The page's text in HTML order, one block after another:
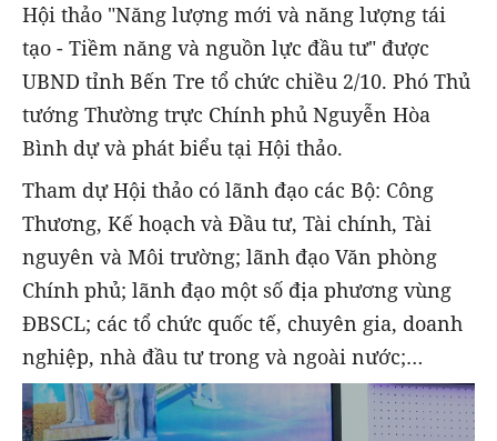
Hội thảo "Năng lượng mới và năng lượng tái
tạo - Tiềm năng và nguồn lực đầu tư" được
UBND tỉnh Bến Tre tổ chức chiều 2/10. Phó Thủ
tướng Thường trực Chính phủ Nguyễn Hòa
Bình dự và phát biểu tại Hội thảo.
Tham dự Hội thảo có lãnh đạo các Bộ: Công
Thương, Kế hoạch và Đầu tư, Tài chính, Tài
nguyên và Môi trường; lãnh đạo Văn phòng
Chính phủ; lãnh đạo một số địa phương vùng
ĐBSCL; các tổ chức quốc tế, chuyên gia, doanh
nghiệp, nhà đầu tư trong và ngoài nước;…